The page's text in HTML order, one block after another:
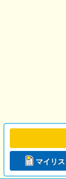
マイリ